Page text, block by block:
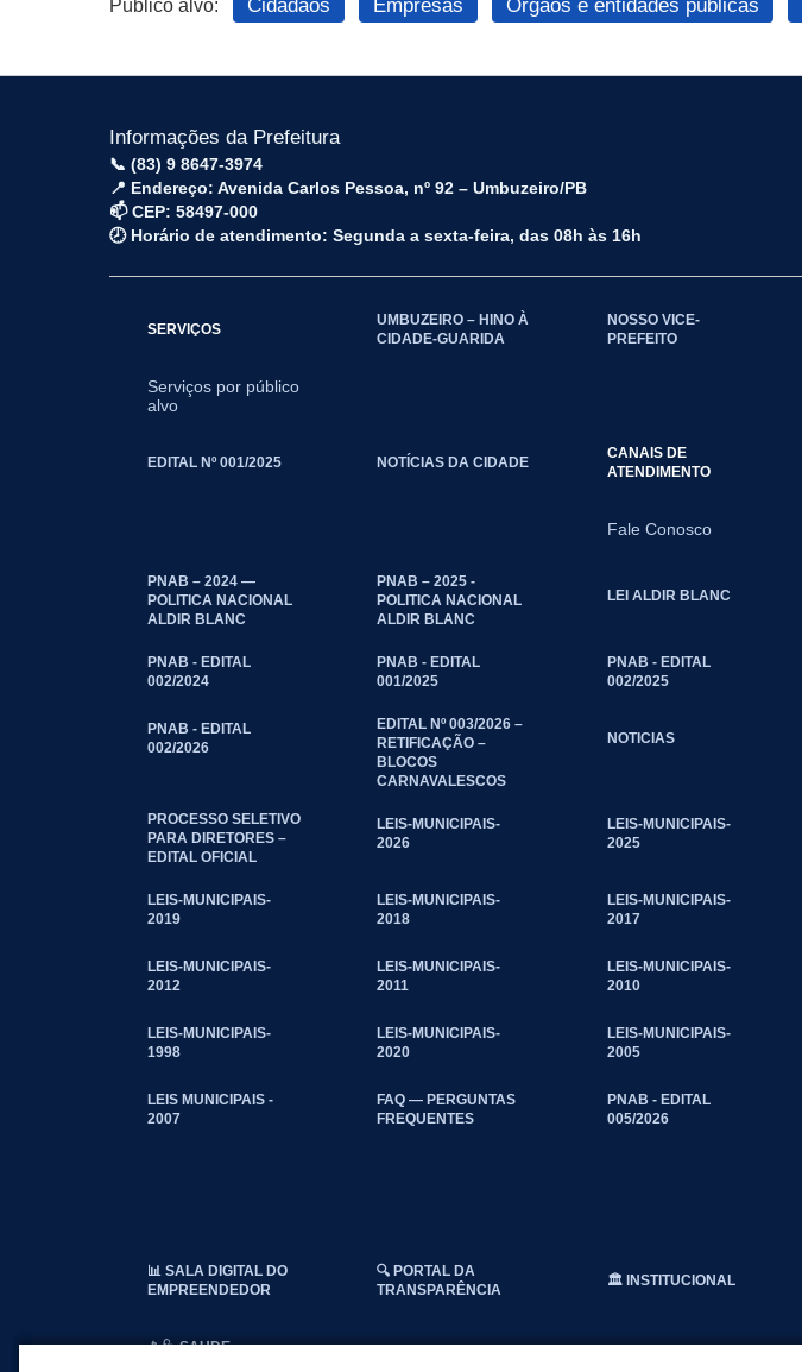
Público alvo: Cidadãos Empresas Órgãos e entidades públicas
Informações da Prefeitura
📞 (83) 9 8647-3974
📍 Endereço: Avenida Carlos Pessoa, nº 92 – Umbuzeiro/PB
📫 CEP: 58497-000
🕗 Horário de atendimento: Segunda a sexta-feira, das 08h às 16h
SERVIÇOS
Serviços por público
alvo
UMBUZEIRO – HINO À
CIDADE-GUARIDA
NOSSO VICE-
PREFEITO
EDITAL Nº 001/2025 NOTÍCIAS DA CIDADE
CANAIS DE
ATENDIMENTO
Fale Conosco
PNAB – 2024 —
POLITICA NACIONAL
ALDIR BLANC
PNAB – 2025 -
POLITICA NACIONAL
ALDIR BLANC
LEI ALDIR BLANC
PNAB - EDITAL
002/2024
PNAB - EDITAL
001/2025
PNAB - EDITAL
002/2025
PNAB - EDITAL
002/2026
EDITAL Nº 003/2026 –
RETIFICAÇÃO –
BLOCOS
CARNAVALESCOS
NOTICIAS
PROCESSO SELETIVO
PARA DIRETORES –
EDITAL OFICIAL
LEIS-MUNICIPAIS-
2026
LEIS-MUNICIPAIS-
2025
LEIS-MUNICIPAIS-
2019
LEIS-MUNICIPAIS-
2018
LEIS-MUNICIPAIS-
2017
LEIS-MUNICIPAIS-
2012
LEIS-MUNICIPAIS-
2011
LEIS-MUNICIPAIS-
2010
LEIS-MUNICIPAIS-
1998
LEIS-MUNICIPAIS-
2020
LEIS-MUNICIPAIS-
2005
LEIS MUNICIPAIS -
2007
FAQ — PERGUNTAS
FREQUENTES
PNAB - EDITAL
005/2026
📊 SALA DIGITAL DO
EMPREENDEDOR
🔍 PORTAL DA
TRANSPARÊNCIA
🏛️ INSTITUCIONAL
📱🩺 SAUDE